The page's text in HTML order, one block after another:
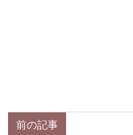
前の記事